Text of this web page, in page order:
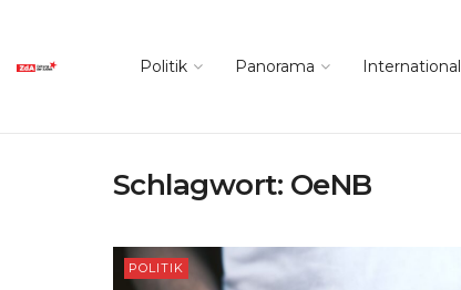
Politik Panorama International
Schlagwort: OeNB
POLITIK